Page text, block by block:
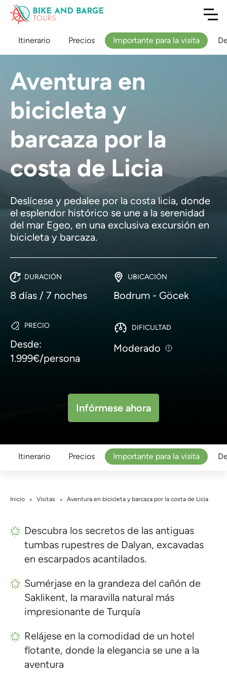
Aventura en
bicicleta y
barcaza por la
costa de Licia
Deslícese y pedalee por la costa licia, donde
el esplendor histórico se une a la serenidad
del mar Egeo, en una exclusiva excursión en
bicicleta y barcaza.
DURACIÓN
8 días / 7 noches
UBICACIÓN
Bodrum - Göcek
PRECIO
Desde:
1.999€/persona
DIFICULTAD
Moderado
Infórmese ahora
Itinerario Precios Importante para la visita
Itinerario Precios Importante para la visita
Inicio > Visitas > Aventura en bicicleta y barcaza por la costa de Licia
Descubra los secretos de las antiguas
tumbas rupestres de Dalyan, excavadas
en escarpados acantilados.
Sumérjase en la grandeza del cañón de
Saklikent, la maravilla natural más
impresionante de Turquía
Relájese en la comodidad de un hotel
flotante, donde la elegancia se une a la
aventura